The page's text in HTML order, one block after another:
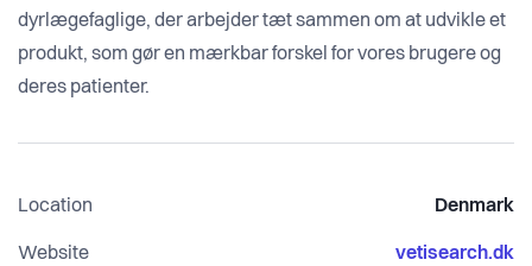
dyrlægefaglige, der arbejder tæt sammen om at udvikle et
produkt, som gør en mærkbar forskel for vores brugere og
deres patienter.
Location Denmark
Website vetisearch.dk